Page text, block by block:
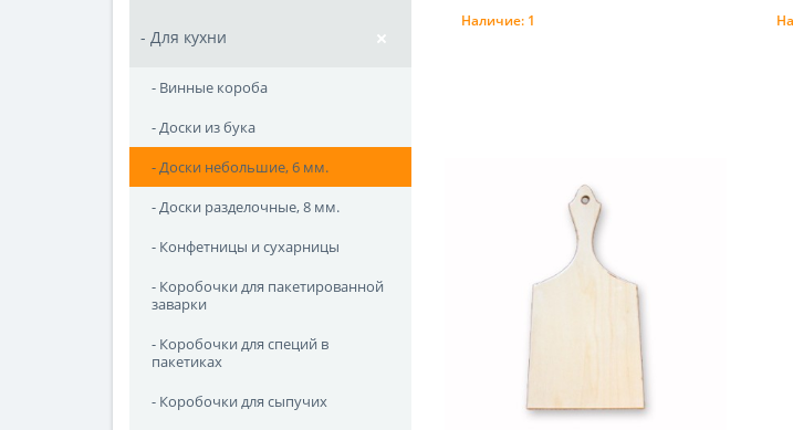
- Для кухни
- Винные короба
- Доски из бука
- Доски небольшие, 6 мм.
- Доски разделочные, 8 мм.
- Конфетницы и сухарницы
- Коробочки для пакетированной
заварки
- Коробочки для специй в
пакетиках
- Коробочки для сыпучих
Купить
Наличие: 1